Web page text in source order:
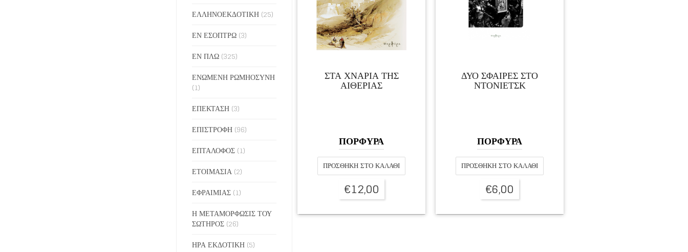
ΣΤΑ ΧΝΑΡΙΑ ΤΗΣ
ΑΙΘΕΡΙΑΣ
ΠΟΡΦΥΡΑ
ΠΡΟΣΘΉΚΗ ΣΤΟ ΚΑΛΆΘΙ
€12,00
ΔΥΟ ΣΦΑΙΡΕΣ ΣΤΟ
ΝΤΟΝΙΕΤΣΚ
ΠΟΡΦΥΡΑ
ΠΡΟΣΘΉΚΗ ΣΤΟ ΚΑΛΆΘΙ
€6,00
ΕΛΛΗΝΟΕΚΔΟΤΙΚΗ (25)
ΕΝ ΕΣΟΠΤΡΩ (3)
ΕΝ ΠΛΩ (325)
ΕΝΩΜΕΝΗ ΡΩΜΗΟΣΥΝΗ
(1)
ΕΠΕΚΤΑΣΗ (3)
ΕΠΙΣΤΡΟΦΗ (96)
ΕΠΤΑΛΟΦΟΣ (1)
ΕΤΟΙΜΑΣΙΑ (2)
ΕΦΡΑΙΜΙΑΣ (1)
Η ΜΕΤΑΜΟΡΦΩΣΙΣ ΤΟΥ
ΣΩΤΗΡΟΣ (26)
ΗΡΑ ΕΚΔΟΤΙΚΗ (5)